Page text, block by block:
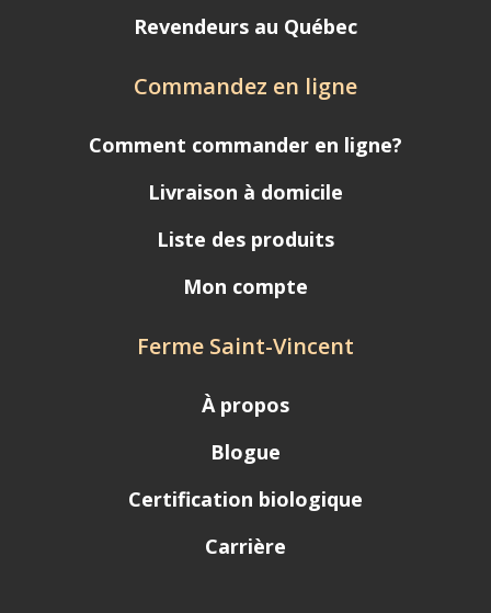
Revendeurs au Québec
Commandez en ligne
Comment commander en ligne?
Livraison à domicile
Liste des produits
Mon compte
Ferme Saint-Vincent
À propos
Blogue
Certification biologique
Carrière